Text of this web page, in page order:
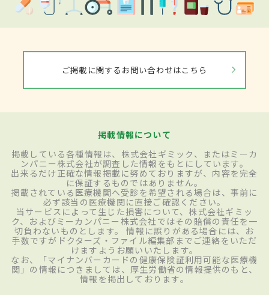
ご掲載に関するお問い合わせはこちら
掲載情報について
掲載している各種情報は、株式会社ギミック、またはミーカ
ンパニー株式会社が調査した情報をもとにしています。
出来るだけ正確な情報掲載に努めておりますが、内容を完全
に保証するものではありません。
掲載されている医療機関へ受診を希望される場合は、事前に
必ず該当の医療機関に直接ご確認ください。
当サービスによって生じた損害について、株式会社ギミッ
ク、およびミーカンパニー株式会社ではその賠償の責任を一
切負わないものとします。 情報に誤りがある場合には、お
手数ですがドクターズ・ファイル編集部までご連絡をいただ
けますようお願いいたします。
なお、「マイナンバーカードの健康保険証利用可能な医療機
関」の情報につきましては、厚生労働省の情報提供のもと、
情報を掲出しております。